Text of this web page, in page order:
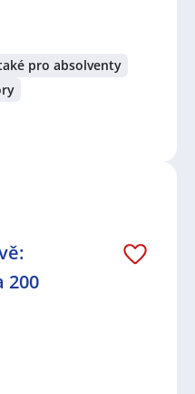
pro absolventy
200